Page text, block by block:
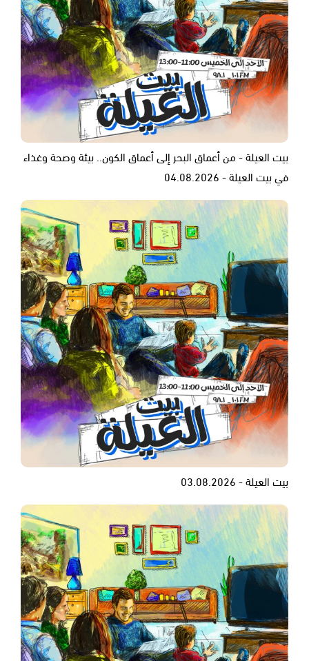
بيت العيلة - من أعماق البحر إلى أعماق الكون.. بيئة وصحة وغذاء
في بيت العيلة - 04.08.2026
بيت العيلة - 03.08.2026